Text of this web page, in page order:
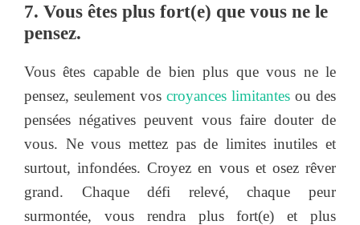
7. Vous êtes plus fort(e) que vous ne le
pensez.
Vous êtes capable de bien plus que vous ne le
pensez, seulement vos croyances limitantes ou des
pensées négatives peuvent vous faire douter de
vous. Ne vous mettez pas de limites inutiles et
surtout, infondées. Croyez en vous et osez rêver
grand. Chaque défi relevé, chaque peur
surmontée, vous rendra plus fort(e) et plus